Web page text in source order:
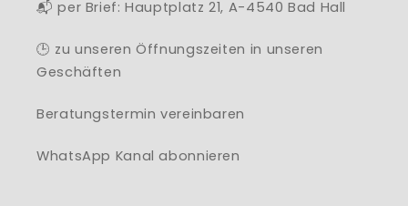
📬 per Brief: Hauptplatz 21, A-4540 Bad Hall
🕒 zu unseren Öffnungszeiten in unseren
Geschäften
Beratungstermin vereinbaren
WhatsApp Kanal abonnieren